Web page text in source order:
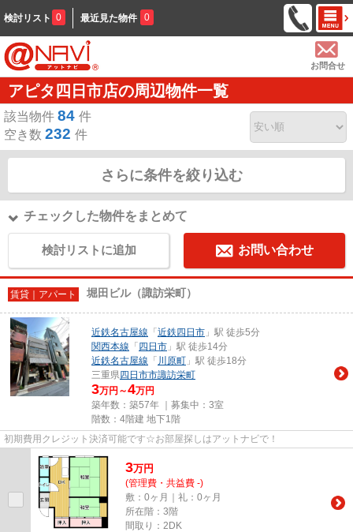
検討リスト 0 最近見た物件 0
お問合せ
アピタ四日市店の周辺物件一覧
該当物件 84 件
空き数 232 件
さらに条件を絞り込む
チェックした物件をまとめて
検討リストに追加 お問い合わせ
賃貸｜アパート 堀田ビル（諏訪栄町）
近鉄名古屋線 「 近鉄四日市 」駅 徒歩5分
関西本線 「 四日市 」駅 徒歩14分
近鉄名古屋線 「 川原町 」駅 徒歩18分
三重県四日市市諏訪栄町
3万円～4万円
築年数：築57年 ｜募集中： 3室
階数：4階建 地下1階
初期費用クレジット決済可能です☆お部屋探しはアットナビで！
3万円
(管理費・共益費 -)
敷：0ヶ月｜礼：0ヶ月
所在階：3階
間取り：2DK